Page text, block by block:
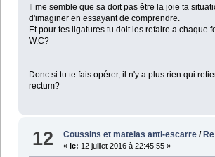
Il me semble que sa doit pas être la joie ta
d'imaginer en essayant de comprendre.
Et pour tes ligatures tu doit les refaire a chaque
W.C?
Donc si tu te fais opérer, il n'y a plus rien qui
rectum?
12 Coussins et matelas anti-escarre /
«le: 12 juillet 2016 à 22:45:55 »